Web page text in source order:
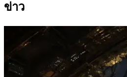
ข่าว